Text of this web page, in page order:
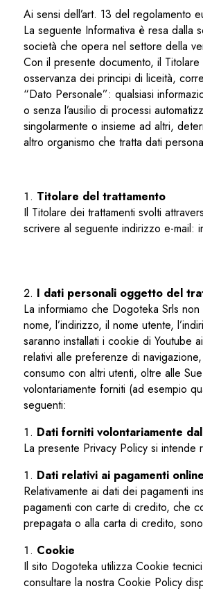
Ai sensi dell’art. 13 del
La seguente Informativa è resa
società che opera nel settore della
Con il presente documento, il
osservanza dei principi di liceità,
“Dato Personale”: qualsiasi
o senza l’ausilio di processi
singolarmente o insieme ad altri,
altro organismo che tratta dati
Titolare del trattamento
Il Titolare dei trattamenti svolti
scrivere al seguente indirizzo e-mail:
I dati personali oggetto del
La informiamo che Dogoteka Srls
nome, l’indirizzo, il nome utente,
saranno installati i cookie di Youtube
relativi alle preferenze di
consumo con altri utenti, oltre alle
volontariamente forniti (ad esempio
seguenti:
Dati forniti volontariamente
La presente Privacy Policy si
Dati relativi ai pagamenti online
Relativamente ai dati dei pagamenti
pagamenti con carte di credito, che
prepagata o alla carta di credito,
Cookie
Il sito Dogoteka utilizza Cookie
consultare la nostra Cookie Policy